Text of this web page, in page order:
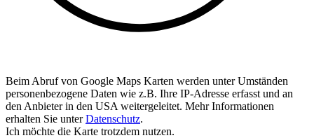
Beim Abruf von Google Maps Karten werden unter Umständen
personenbezogene Daten wie z.B. Ihre IP-Adresse erfasst und an
den Anbieter in den USA weitergeleitet. Mehr Informationen
erhalten Sie unterDatenschutz.
Ich möchte die Karte trotzdem nutzen.